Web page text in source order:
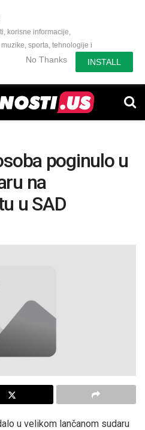
korisne informacije,
sporta, tehnologije i
No Thanks INSTALL
poginulo u
na
u SAD
u velikom lančanom sudaru